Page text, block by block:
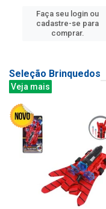
Faça seu login ou
cadastre-se para
comprar.
Seleção Brinquedos
Veja mais